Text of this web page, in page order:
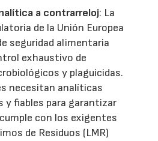
a contrarreloj: La
de la Unión Europea
seguridad alimentaria
exhaustivo de
y plaguicidas.
necesitan analíticas
y fiables para garantizar
con los exigentes
de Residuos (LMR)